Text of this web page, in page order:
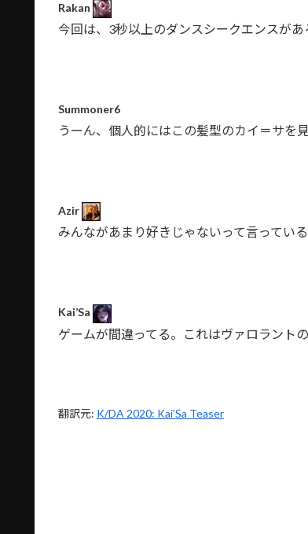
Rakan
今回は、3秒以上のダンスシークエンスがあ
Summoner6
うーん、個人的にはこの髪型のカイ＝サを
Azir
みんながあまり好きじゃないって言ってい
Kai’Sa
ゲームが間違ってる。これはヴァロラントの
翻訳元: K/DA 2020: Kai’Sa Teaser